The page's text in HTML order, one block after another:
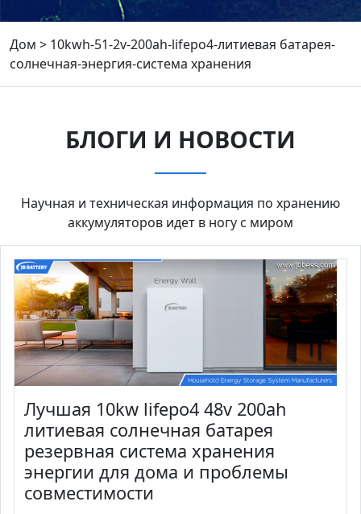
Дом > 10kwh-51-2v-200ah-lifepo4-литиевая батарея-
солнечная-энергия-система хранения
БЛОГИ И НОВОСТИ
Научная и техническая информация по хранению
аккумуляторов идет в ногу с миром
Лучшая 10kw lifepo4 48v 200ah
литиевая солнечная батарея
резервная система хранения
энергии для дома и проблемы
совместимости